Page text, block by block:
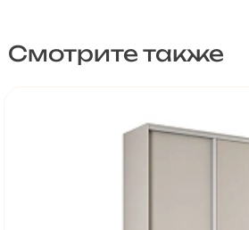
Смотрите также